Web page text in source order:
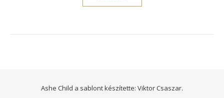
Ashe Child a sablont készítette: Viktor Csaszar.